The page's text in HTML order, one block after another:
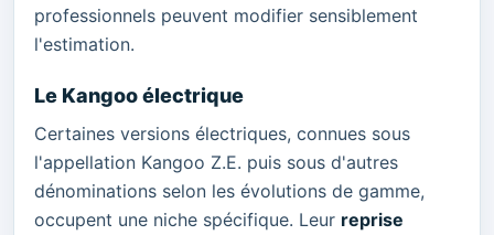
professionnels peuvent modifier sensiblement
l'estimation.
Le Kangoo électrique
Certaines versions électriques, connues sous
l'appellation Kangoo Z.E. puis sous d'autres
dénominations selon les évolutions de gamme,
occupent une niche spécifique. Leur reprise